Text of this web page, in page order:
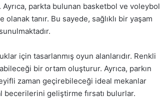
parkta bulunan basketbol ve voleybol
tanır. Bu sayede, sağlıklı bir yaşam
için tasarlanmış oyun alanlarıdır. Renkli
bir ortam oluşturur. Ayrıca, parkın
zaman geçirebileceği ideal mekanlar
becerilerini geliştirme fırsatı bulurlar.